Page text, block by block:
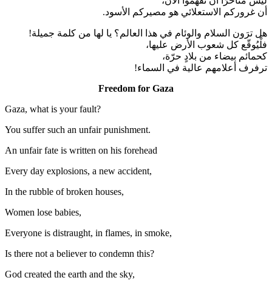
أن غروركم الاستعلائي هو مصيركم الأسود.
هل ترَون السلام والوئام في هذا العالم؟ يا لها من كلمة جميلة!
فلْيُوقّع كل شعوب الأرض عليها،
كحمائم بيضاء من بلادٍ حرّة،
ترفرف أعلامهم عالية في السماء!
Freedom for Gaza
Gaza, what is your fault?
You suffer such an unfair punishment.
An unfair fate is written on his forehead
Every day explosions, a new accident,
In the rubble of broken houses,
Women lose babies,
Everyone is distraught, in flames, in smoke,
Is there not a believer to condemn this?
God created the earth and the sky,